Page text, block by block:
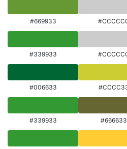
#669933
#339933
#006633
#339933 #666633